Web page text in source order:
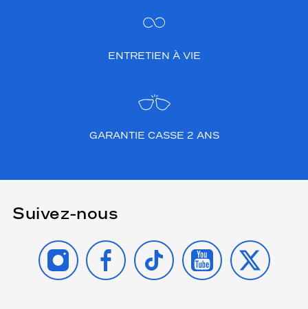
ENTRETIEN À VIE
GARANTIE CASSE 2 ANS
Suivez-nous
INSTAGRAMFACEBOOK
TIKTOK YOUTUBE
X